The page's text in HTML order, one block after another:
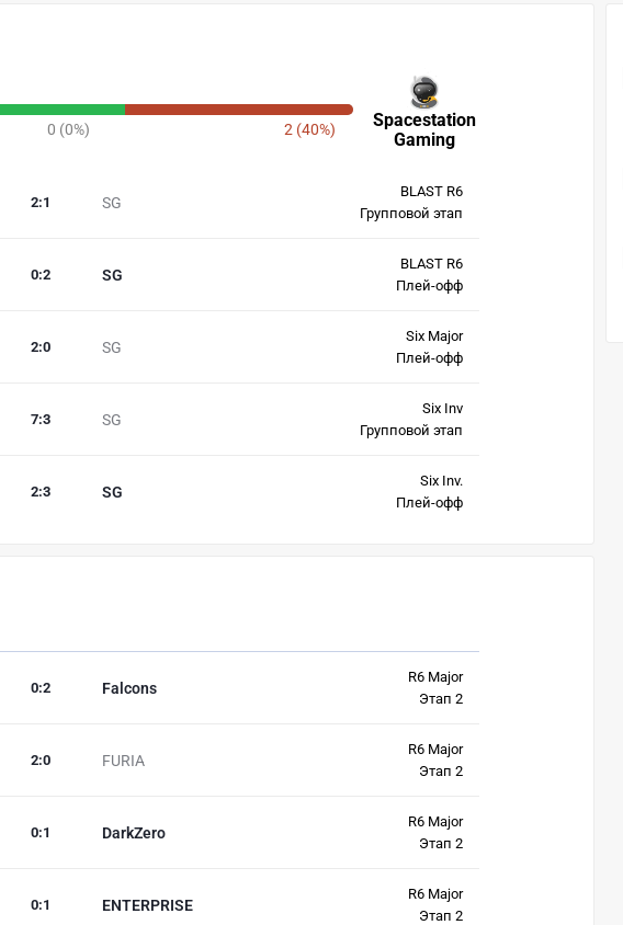
Spacestation
Gaming
0 (0%) 2 (40%)
SG
2:1
BLAST R6
Групповой этап
SG
0:2
BLAST R6
Плей-офф
SG
2:0
Six Major
Плей-офф
SG
7:3
Six Inv
Групповой этап
SG
2:3
Six Inv.
Плей-офф
Falcons
0:2
R6 Major
Этап 2
FURIA
2:0
R6 Major
Этап 2
DarkZero
0:1
R6 Major
Этап 2
ENTERPRISE
0:1
R6 Major
Этап 2